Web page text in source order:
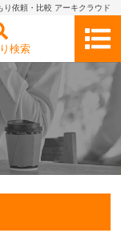
依頼・比較 アーキクラウド
検索